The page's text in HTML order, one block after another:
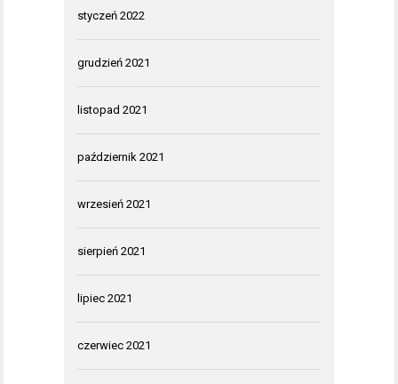
styczeń 2022
grudzień 2021
listopad 2021
październik 2021
wrzesień 2021
sierpień 2021
lipiec 2021
czerwiec 2021